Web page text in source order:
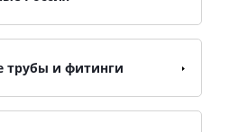
трубы и фитинги